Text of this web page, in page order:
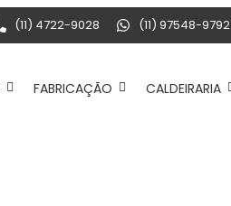
(11) 4722-9028 (11) 97548-9792
FABRICAÇÃO CALDEIRARIA